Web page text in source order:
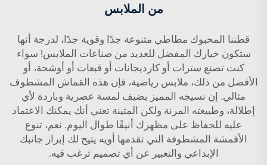
من الملابس
قطننا المحبوك مطاطي متنوعة جدًا وقوية جدًا، لدرجة أنها
ستكون خيارك المفضل للعديد من صناعات الملابس! سواء
كنت تصنع سترات أو كارديجانات أو قبعات أو أوشحة، أو
الأفضل من ذلك، ملابس رياضية، فإن هذه القماش المشطوف
مثالي. إن نسيجه المميز يضيف لمسة عصرية وباردة لأي
إطلالة، وطبيعته المرنة ولكن المتينة تعني أنك يمكنك الاعتماد
عليه للحفاظ على مظهرك أنيقًا طوال اليوم. نعم، تنوع
الأقمشة المشطوفة التي تقدمها أويه يتيح لك إبراز جانبك
الإبداعي والتعبير عن أي تصميم ترغب فيه.